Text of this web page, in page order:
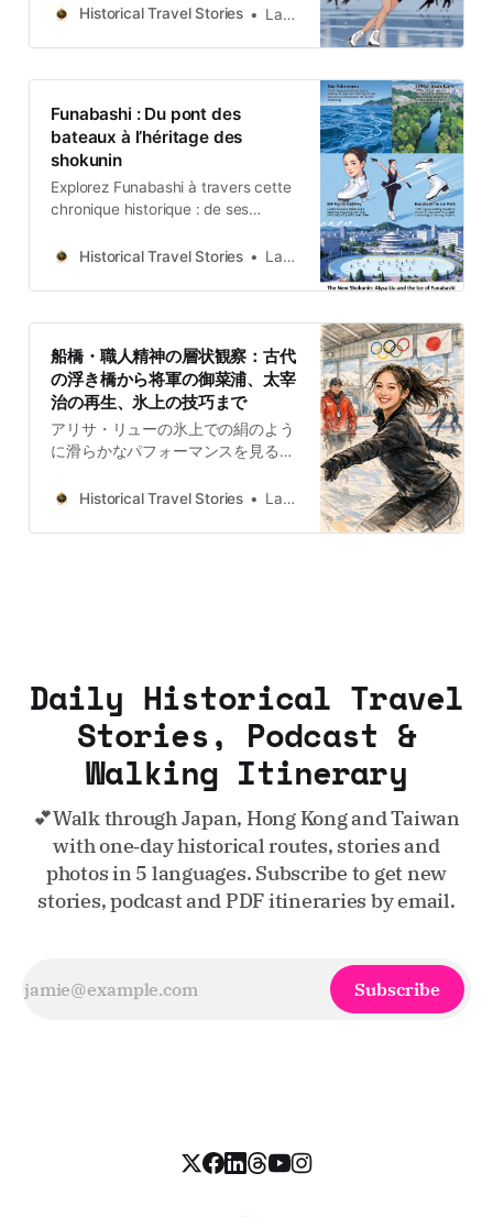
refugio de Dazai Osamu y la
Historical Travel Stories Lawrence
Funabashi : Du pont des
bateaux à l’héritage des
shokunin
Explorez Funabashi à travers cette
chronique historique : de ses
son rôle de refuge pour Dazai
patinage sur glace.
Historical Travel Stories Lawrence
船橋・職人精神の層状観察：古代
の浮き橋から将軍の御菜浦、太宰
治の再生、氷上の技巧まで
アリサ・リューの氷上での絹のよう
に滑らかなパフォーマンスを見る
こから来るのかと思わずにはいられ
県船橋市でかなりの時間をトレーニ
Historical Travel Stories Lawrence
Daily Historical Travel
Stories, Podcast &
Walking Itinerary
💕Walk through Japan, Hong Kong and Taiwan
with one‑day historical routes, stories and
photos in 5 languages. Subscribe to get new
stories, podcast and PDF itineraries by email.
Subscribe